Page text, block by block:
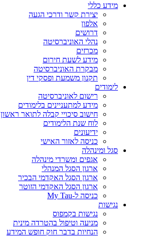
מידע כללי
יצירת קשר ודרכי הגעה
אלפון
דרושים
נהלי האוניברסיטה
מכרזים
מידע לשעת חירום
מבקרת האוניברסיטה
תקנון משמעת ופסקי דין
לימודים
רישום לאוניברסיטה
מידע למתעניינים בלימודים
חישוב סיכויי קבלה לתואר ראשון
לוח שנת הלימודים
ידיעונים
כניסה לאזור האישי
סגל ומינהלה
אגפים ומשרדי מינהלה
ארגון הסגל המנהלי
ארגון הסגל האקדמי הבכיר
ארגון הסגל האקדמי הזוטר
כניסה ל-My Tau
נגישות
נגישות בקמפוס
מניעה וטיפול בהטרדה מינית
הנחיות בדבר חוק חופש המידע